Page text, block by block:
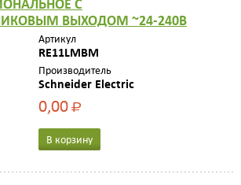
ВЫХОДОМ ~24-240В
Артикул
RE11LMBM
Производитель
Schneider Electric
0,00Р
В корзину